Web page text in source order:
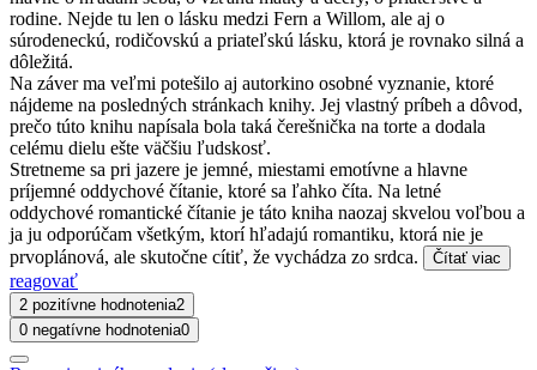
rodine. Nejde tu len o lásku medzi Fern a Willom, ale aj o
súrodeneckú, rodičovskú a priateľskú lásku, ktorá je rovnako silná a
dôležitá.
Na záver ma veľmi potešilo aj autorkino osobné vyznanie, ktoré
nájdeme na posledných stránkach knihy. Jej vlastný príbeh a dôvod,
prečo túto knihu napísala bola taká čerešnička na torte a dodala
celému dielu ešte väčšiu ľudskosť.
Stretneme sa pri jazere je jemné, miestami emotívne a hlavne
príjemné oddychové čítanie, ktoré sa ľahko číta. Na letné
oddychové romantické čítanie je táto kniha naozaj skvelou voľbou a
ja ju odporúčam všetkým, ktorí hľadajú romantiku, ktorá nie je
prvoplánová, ale skutočne cítiť, že vychádza zo srdca.
Čítať viac
reagovať
2 pozitívne hodnotenia2
0 negatívne hodnotenia0